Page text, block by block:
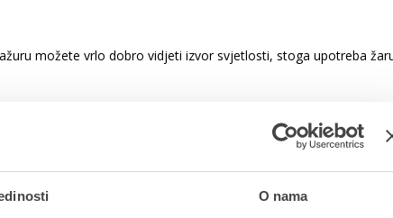
O nama
možete vrlo dobro vidjeti izvor svjetlosti, stoga upotreba
svaki dom;
igru ​​svjetla i sjene;